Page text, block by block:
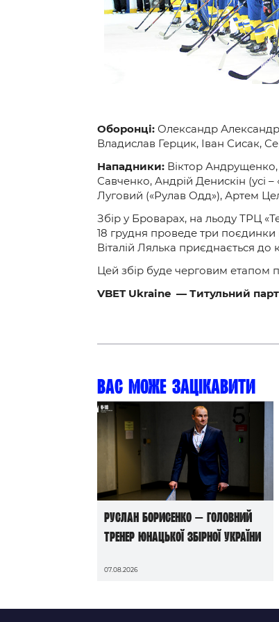
Оборонці: Олександр
Владислав Герцик, Іван Сисак,
Нападники: Віктор
Савченко, Андрій Денискін (усі
Луговий («Рулав Одд»), Артем
Збір у Броварах, на льоду ТРЦ
18 грудня проведе три
Віталій Лялька приєднається
Цей збір буде черговим етапом
VBET Ukraine — Титульний
Вас може зацікавити
Руслан Борисенко — головний
тренер юнацької збірної України
07.08.2026